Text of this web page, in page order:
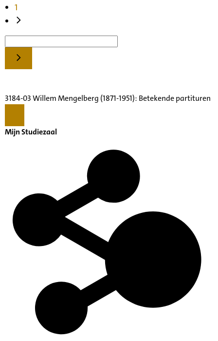
1
3184-03 Willem Mengelberg (1871-1951): Betekende partituren
Mijn Studiezaal